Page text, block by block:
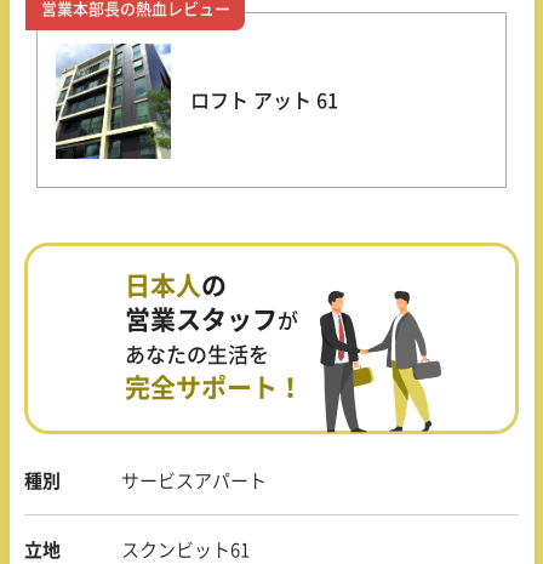
営業本部長の熱血レビュー
ロフト アット 61
種別 サービスアパート
立地 スクンビット61
日本人 の
営業スタッフが
あなたの生活を
完全サポート！